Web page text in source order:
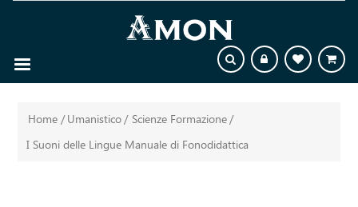
Home /Umanistico/ Scienze Formazione/
I Suoni delle Lingue Manuale di Fonodidattica